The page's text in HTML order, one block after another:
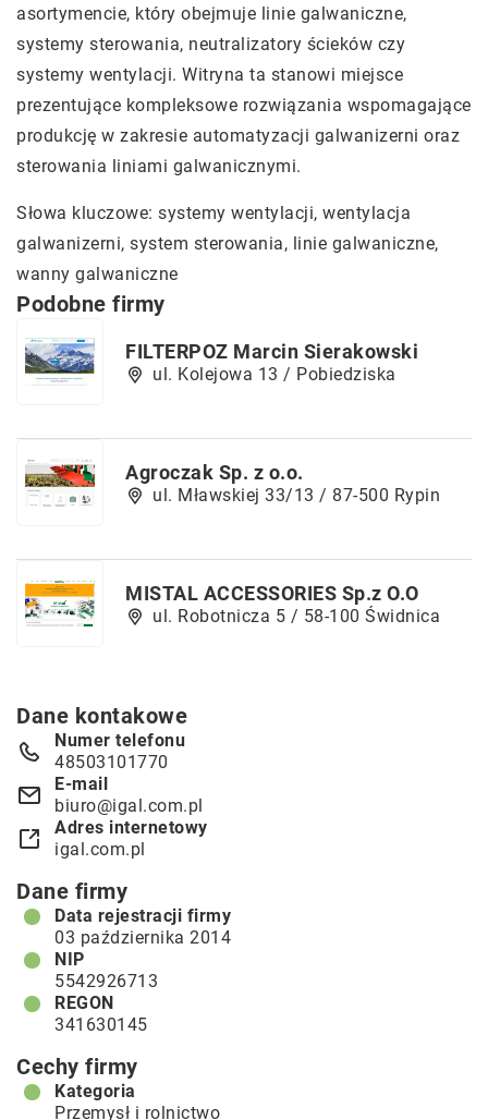
asortymencie, który obejmuje linie galwaniczne,
systemy sterowania, neutralizatory ścieków czy
systemy wentylacji. Witryna ta stanowi miejsce
prezentujące kompleksowe rozwiązania wspomagające
produkcję w zakresie automatyzacji galwanizerni oraz
sterowania liniami galwanicznymi.
Słowa kluczowe: systemy wentylacji, wentylacja
galwanizerni, system sterowania, linie galwaniczne,
wanny galwaniczne
Podobne firmy
FILTERPOZ Marcin Sierakowski
ul. Kolejowa 13 / Pobiedziska
Agroczak Sp. z o.o.
ul. Mławskiej 33/13 / 87-500 Rypin
MISTAL ACCESSORIES Sp.z O.O
ul. Robotnicza 5 / 58-100 Świdnica
Dane kontakowe
Numer telefonu
48503101770
E-mail
biuro@igal.com.pl
Adres internetowy
igal.com.pl
Dane firmy
Data rejestracji firmy
03 października 2014
NIP
5542926713
REGON
341630145
Cechy firmy
Kategoria
Przemysł i rolnictwo